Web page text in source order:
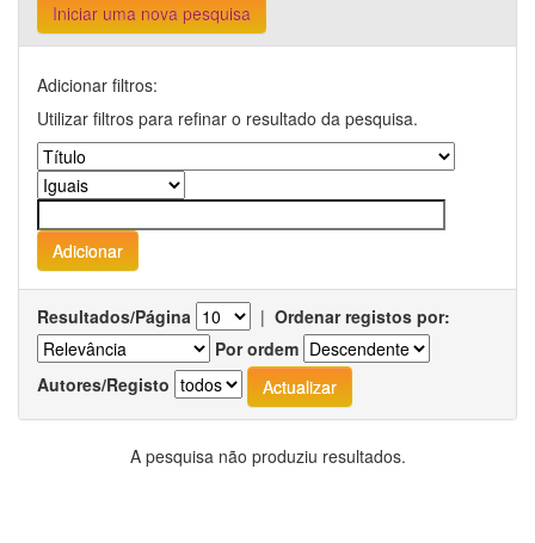
Iniciar uma nova pesquisa
Adicionar filtros:
Utilizar filtros para refinar o resultado da pesquisa.
Resultados/Página | Ordenar registos por:
Por ordem
Autores/Registo
A pesquisa não produziu resultados.